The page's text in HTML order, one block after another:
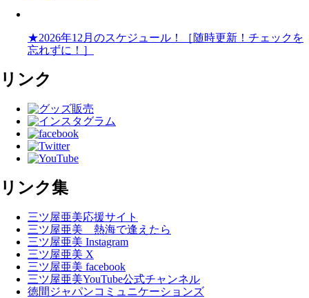
★2026年12月のスケジュール！［随時更新！チェックを
忘れずに！］
リンク
リンク集
三ツ屋亜美応援サイト
三ツ屋亜美 熱海で逢えたら
三ツ屋亜美 Instagram
三ツ屋亜美 X
三ツ屋亜美 facebook
三ツ屋亜美YouTube公式チャンネル
徳間ジャパンコミュニケーションズ